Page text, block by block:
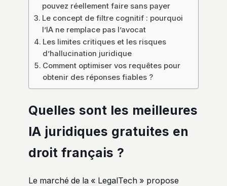
pouvez réellement faire sans payer
Le concept de filtre cognitif : pourquoi
l’IA ne remplace pas l’avocat
Les limites critiques et les risques
d’hallucination juridique
Comment optimiser vos requêtes pour
obtenir des réponses fiables ?
Quelles sont les meilleures
IA juridiques gratuites en
droit français ?
Le marché de la « LegalTech » propose